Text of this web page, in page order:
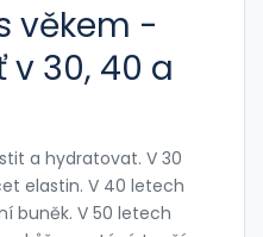
věkem -
30, 40 a
a hydratovat. V 30
elastin. V 40 letech
buněk. V 50 letech